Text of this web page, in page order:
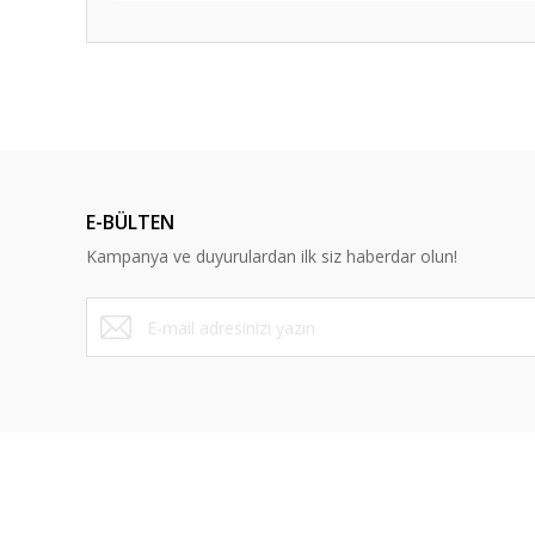
Y... A... | 10/09/2023
Deneyimini Paylaş
E-BÜLTEN
Kampanya ve duyurulardan ilk siz haberdar olun!